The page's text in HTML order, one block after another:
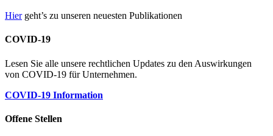
Hiergeht’s zu unseren neuesten Publikationen
COVID-19
Lesen Sie alle unsere rechtlichen Updates zu den Auswirkungen
von COVID-19 für Unternehmen.
COVID-19 Information
Offene Stellen